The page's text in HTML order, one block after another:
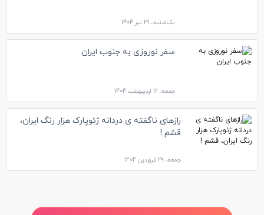
یک‌شنبه، 29 تیر 1404
سفر نوروزی به جنوب ایران
جمعه، 12 اردیبهشت 1404
رازهای ناگفته ی دردانه ژئوپارک هزار رنگ ایران،
قشم !
جمعه، 29 فروردین 1404